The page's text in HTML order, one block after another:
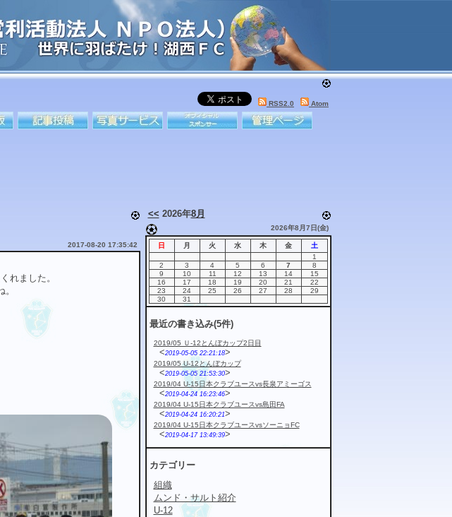
RSS2.0 Atom
2017-08-20 17:35:42
れました。
<< 2026年8月
2026年8月7日(金)
日 月 火 水 木 金
土
1
2
3 4 5 6 7
8
9
10 11 12 13 14
15
16
17 18 19 20 21
22
23
24 25 26 27 28
29
30
31
最近の書き込み(5件)
2019/05 Ｕ-12とんぼカップ2日目
<2019-05-05 22:21:18>
2019/05 U-12とんぼカップ
<2019-05-05 21:53:30>
2019/04 U-15日本クラブユースvs長泉アミーゴス
<2019-04-24 16:23:46>
2019/04 U-15日本クラブユースvs島田FA
<2019-04-24 16:20:21>
2019/04 U-15日本クラブユースvsソーニョFC
<2019-04-17 13:49:39>
カテゴリー
組織
ムンド・サルト紹介
U-12